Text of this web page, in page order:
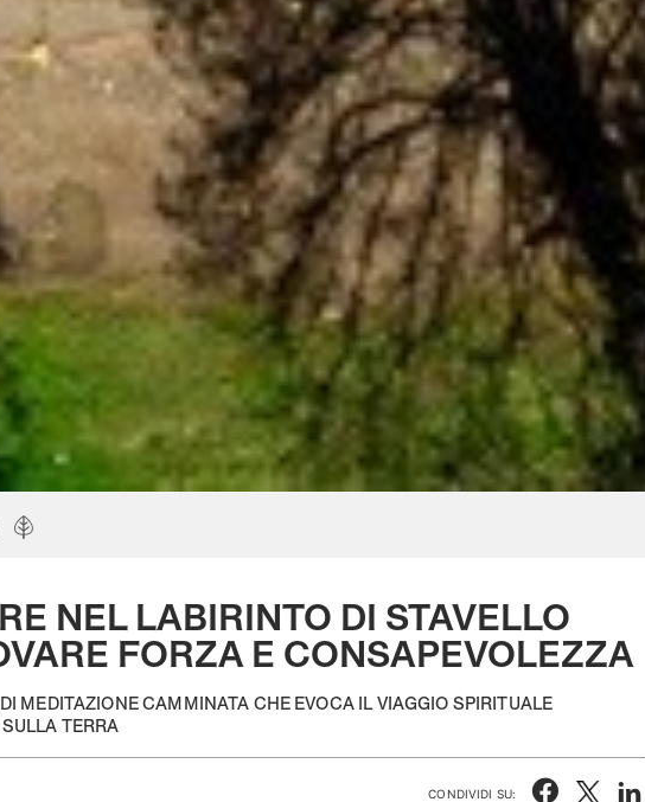
NEL LABIRINTO DI STAVELLO
FORZA E CONSAPEVOLEZZA
MEDITAZIONE CAMMINATA CHE EVOCA IL VIAGGIO SPIRITUALE
SULLA TERRA
CONDIVIDI SU: